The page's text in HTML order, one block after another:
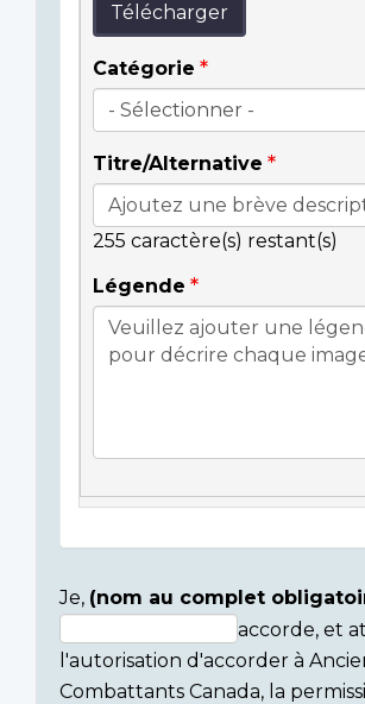
Télécharger
Catégorie
Titre/Alternative
255 caractère(s) restant(s)
Légende
Consent
section
Je, (nom au complet
accorde, et
l'autorisation d'accorder à
Combattants Canada, la